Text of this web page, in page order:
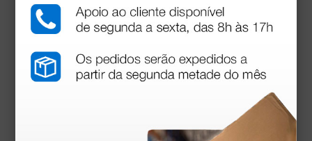
Parker grande conjunto de diagnóstico com
ophthalmo